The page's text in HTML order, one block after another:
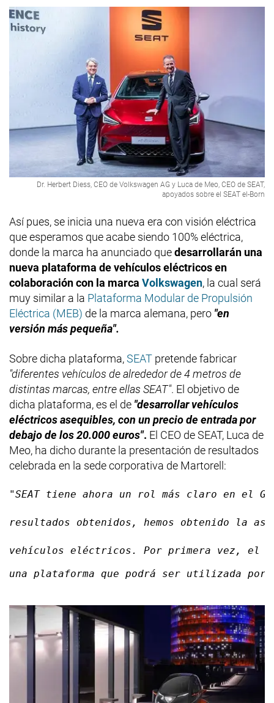
Dr. Herbert Diess, CEO de Volkswagen AG y Luca de Meo, CEO de SEAT,
apoyados sobre el SEAT el-Born
Así pues, se inicia una nueva era con visión eléctrica
que esperamos que acabe siendo 100% eléctrica,
donde la marca ha anunciado quedesarrollarán una
nueva plataforma de vehículos eléctricos en
colaboración con la marca Volkswagen, la cual será
muy similar a la Plataforma Modular de Propulsión
Eléctrica (MEB) de la marca alemana, pero "en
versión más pequeña".
Sobre dicha plataforma,SEAT pretende fabricar
"diferentes vehículos de alrededor de 4 metros de
distintas marcas, entre ellas SEAT". El objetivo de
dicha plataforma, es el de "desarrollar vehículos
eléctricos asequibles, con un precio de entrada por
debajo de los 20.000 euros". El CEO de SEAT, Luca de
Meo, ha dicho durante la presentación de resultados
celebrada en la sede corporativa de Martorell:
"SEAT tiene ahora un rol más claro en el
resultados obtenidos, hemos obtenido la
vehículos eléctricos. Por primera vez, el
una plataforma que podrá ser utilizada por